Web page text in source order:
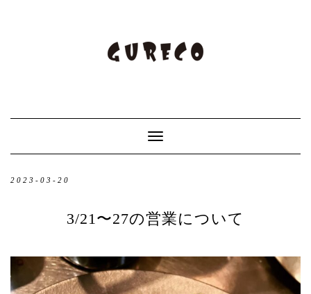
Toggle
Navigation
2023-03-20
3/21〜27の営業について